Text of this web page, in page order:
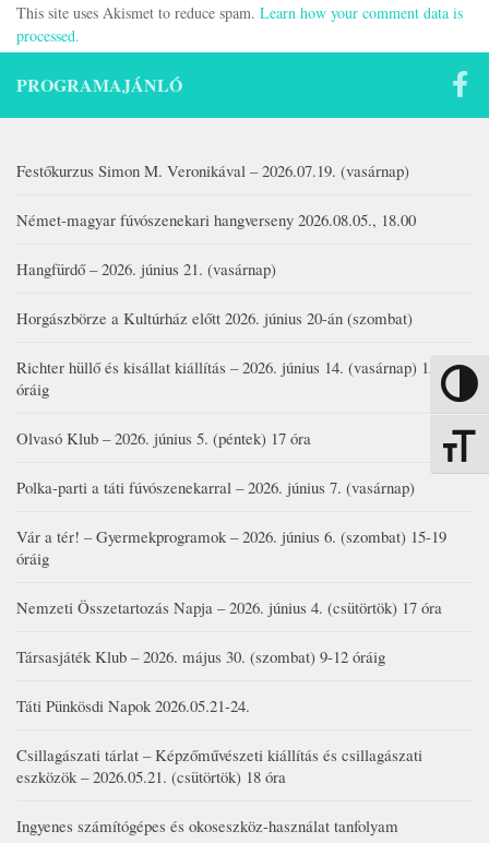
Nagy
This site uses Akismet to reduce spam. Learn how your comment data is
processed.
PROGRAMAJÁNLÓ
Festőkurzus Simon M. Veronikával – 2026.07.19. (vasárnap)
Német-magyar fúvószenekari hangverseny 2026.08.05., 18.00
Hangfürdő – 2026. június 21. (vasárnap)
Horgászbörze a Kultúrház előtt 2026. június 20-án (szombat)
Richter hüllő és kisállat kiállítás – 2026. június 14. (vasárnap) 15-17
óráig
Olvasó Klub – 2026. június 5. (péntek) 17 óra
Polka-parti a táti fúvószenekarral – 2026. június 7. (vasárnap)
Vár a tér! – Gyermekprogramok – 2026. június 6. (szombat) 15-19
óráig
Nemzeti Összetartozás Napja – 2026. június 4. (csütörtök) 17 óra
Társasjáték Klub – 2026. május 30. (szombat) 9-12 óráig
Táti Pünkösdi Napok 2026.05.21-24.
Csillagászati tárlat – Képzőművészeti kiállítás és csillagászati
eszközök – 2026.05.21. (csütörtök) 18 óra
Ingyenes számítógépes és okoseszköz-használat tanfolyam